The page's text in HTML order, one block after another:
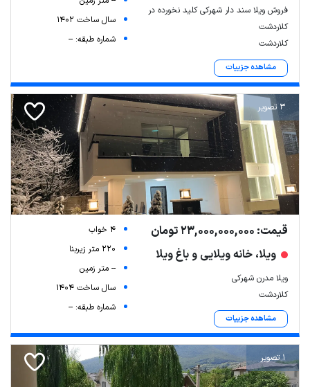
فروش ویلا سند دار شهرکی کلید نخورده در
کلاردشت
کلاردشت
مشاهده جزییات
سال ساخت 1402
شماره طبقه: --
3 تصویر
قیمت: 23,000,000,000 تومان
ویلا، خانه ویلایی و باغ ویلا
ویلا مدرن شهرکی
کلاردشت
مشاهده جزییات
4 خواب
220 متر زیربنا
-- متر زمین
سال ساخت 1404
شماره طبقه: --
1 تصویر